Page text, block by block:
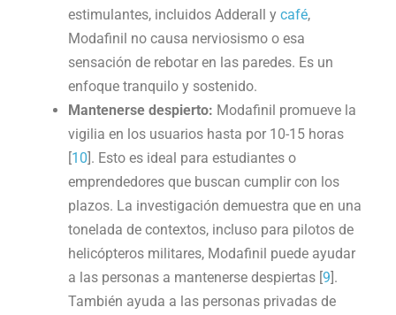
estimulantes, incluidos Adderall y café,
Modafinil no causa nerviosismo o esa
sensación de rebotar en las paredes. Es un
enfoque tranquilo y sostenido.
Mantenerse despierto: Modafinil promueve la
vigilia en los usuarios hasta por 10-15 horas
[10]. Esto es ideal para estudiantes o
emprendedores que buscan cumplir con los
plazos. La investigación demuestra que en una
tonelada de contextos, incluso para pilotos de
helicópteros militares, Modafinil puede ayudar
a las personas a mantenerse despiertas [9].
También ayuda a las personas privadas de